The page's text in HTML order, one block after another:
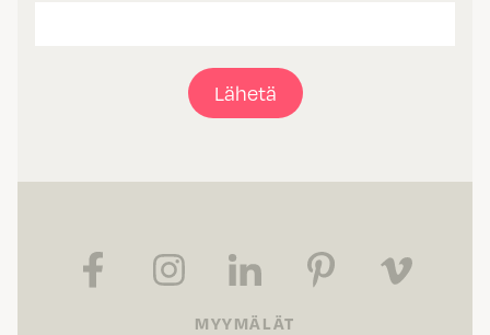
Lähetä
MYYMÄLÄT